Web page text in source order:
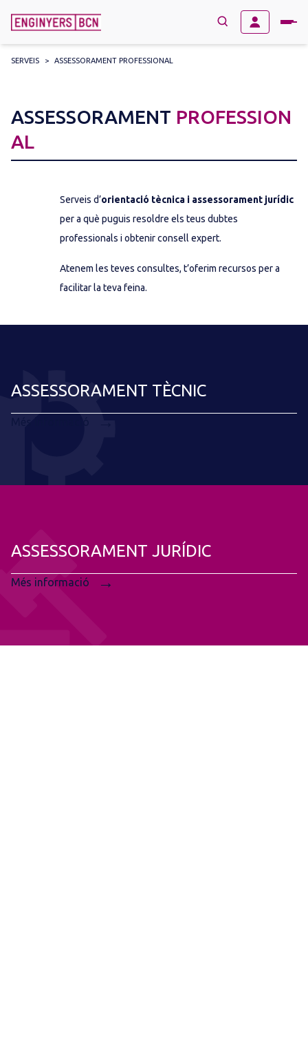
for:
SERVEIS > ASSESSORAMENT PROFESSIONAL
ASSESSORAMENT PROFESSION
AL
Serveis d’orientació tècnica i assessorament jurídic
per a què puguis resoldre els teus dubtes
professionals i obtenir consell expert.
Atenem les teves consultes, t’oferim recursos per a
facilitar la teva feina.
ASSESSORAMENT TÈCNIC
ASSESSORAMENT JURÍDIC
Més informació →